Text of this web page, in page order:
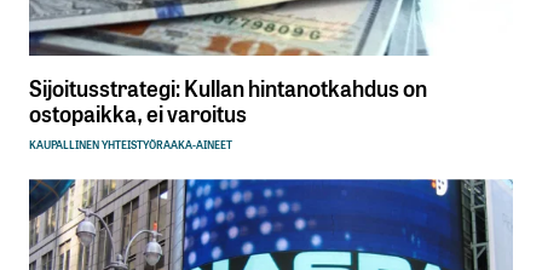
Sijoitusstrategi: Kullan hintanotkahdus on
ostopaikka, ei varoitus
KAUPALLINEN YHTEISTYÖRAAKA-AINEET